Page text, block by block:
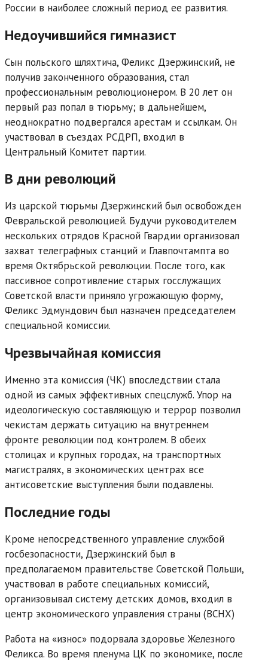
России в наиболее сложный период ее развития.
Недоучившийся гимназист
Сын польского шляхтича, Феликс Дзержинский, не
получив законченного образования, стал
профессиональным революционером. В 20 лет он
первый раз попал в тюрьму; в дальнейшем,
неоднократно подвергался арестам и ссылкам. Он
участвовал в съездах РСДРП, входил в
Центральный Комитет партии.
В дни революций
Из царской тюрьмы Дзержинский был освобожден
Февральской революцией. Будучи руководителем
нескольких отрядов Красной Гвардии организовал
захват телеграфных станций и Главпочтампта во
время Октябрьской революции. После того, как
пассивное сопротивление старых госслужащих
Советской власти приняло угрожающую форму,
Феликс Эдмундович был назначен председателем
специальной комиссии.
Чрезвычайная комиссия
Именно эта комиссия (ЧК) впоследствии стала
одной из самых эффективных спецслужб. Упор на
идеологическую составляющую и террор позволил
чекистам держать ситуацию на внутреннем
фронте революции под контролем. В обеих
столицах и крупных городах, на транспортных
магистралях, в экономических центрах все
антисоветские выступления были подавлены.
Последние годы
Кроме непосредственного управление службой
госбезопасности, Дзержинский был в
предполагаемом правительстве Советской Польши,
участвовал в работе специальных комиссий,
организовывал систему детских домов, входил в
центр экономического управления страны (ВСНХ)
Работа на «износ» подорвала здоровье Железного
Феликса. Во время пленума ЦК по экономике, после